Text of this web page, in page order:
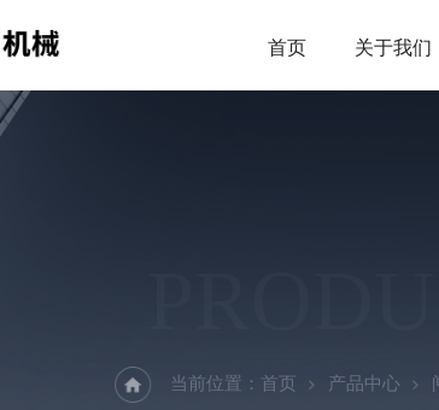
首页 关于我们
当前位置： 首页 产品中心